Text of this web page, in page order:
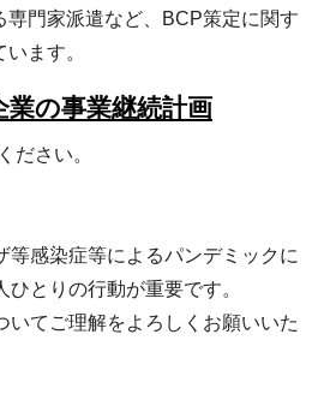
専門家派遣など、BCP策定に関す
ます。
業の事業継続計画
ださい。
等感染症等によるパンデミックに
ひとりの行動が重要です。
いてご理解をよろしくお願いいた